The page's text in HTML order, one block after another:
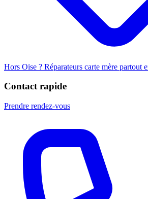
Hors Oise ? Réparateurs carte mère partout
Contact rapide
Prendre rendez-vous